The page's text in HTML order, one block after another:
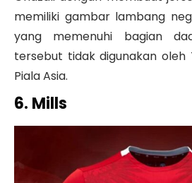
memiliki gambar lambang
yang memenuhi bagian
tersebut tidak digunakan oleh
Piala Asia.
6. Mills